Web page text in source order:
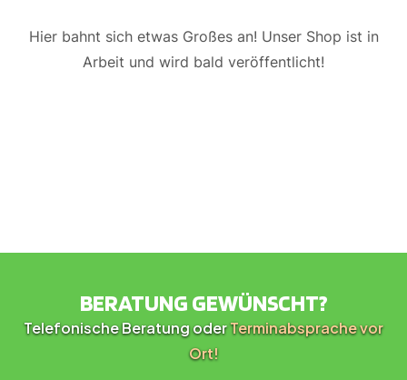
Hier bahnt sich etwas Großes an! Unser Shop ist in
Arbeit und wird bald veröffentlicht!
BERATUNG GEWÜNSCHT?
Telefonische Beratung oderTerminabsprache vor
Ort!